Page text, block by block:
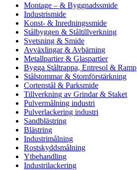
Montage – & Byggnadssmide
Industrismide
Konst- & Inredningssmide
Stålbyggen & Ståltillverkning
Svetsning & Smide
Avväxlingar & Avbärning
Metallpartier & Glaspartier
Bygga Ståltrappa, Entresol & Ramp
Stålstommar & Stomförstärkning
Cortenstål & Parksmide
Tillverkning av Grindar & Staket
Pulvermålning industri
Pulverlackering industri
Sandblästring
Blästring
Industrimålning
Rostskyddsmålning
Ytbehandling
Industrilackering